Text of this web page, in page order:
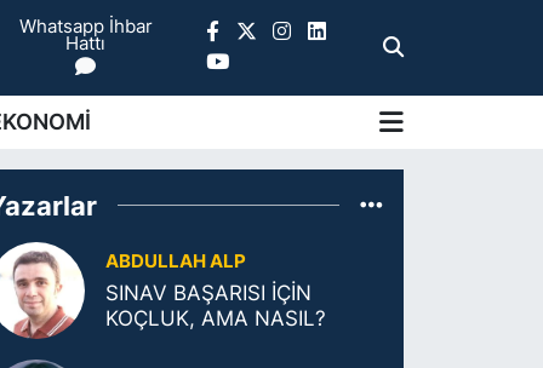
Whatsapp İhbar
Hattı
ABDULLAH ALP
SINAV BAŞARISI İÇİN
KOÇLUK, AMA NASIL?